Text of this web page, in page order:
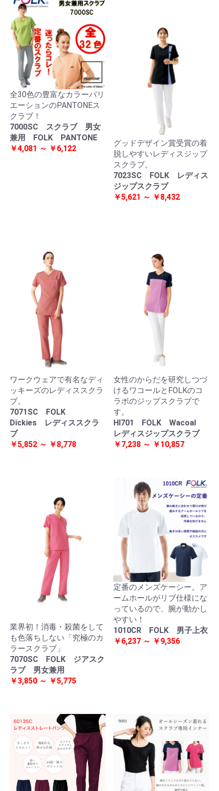
全30色の豊富なカラーバリ
エーションのPANTONEス
クラブ！
7000SC スクラブ 男女
兼用 FOLK PANTONE
￥4,081 ～ ￥6,122
グッドデザイン賞受賞の着
脱しやすいレディスジップ
スクラブ。
7023SC FOLK レディス
ジップスクラブ
￥5,621 ～ ￥8,432
ワークウェアで有名なディ
ッキーズのレディススクラ
ブ。
7071SC FOLK
Dickies レディススクラ
ブ
￥5,852 ～ ￥8,778
女性のからだを研究しつづ
けるワコールとFOLKのコ
ラボのジップスクラブで
す。
HI701 FOLK Wacoal
レディスジップスクラブ
￥7,238 ～ ￥10,857
業界初！消毒・殺菌をして
も色落ちしない「究極のカ
ラースクラブ」
7070SC FOLK ジアスク
ラブ 男女兼用
￥3,850 ～ ￥5,775
定番のメンズケーシー。ア
ームホールがリブ仕様にな
っているので、腕が動かし
やすい！
1010CR FOLK 男子上衣
￥6,237 ～ ￥9,356